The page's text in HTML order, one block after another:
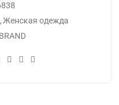
,Женская одежда